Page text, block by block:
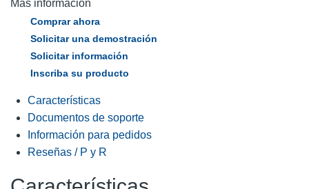
Más información
Comprar ahora
Solicitar una demostración
Solicitar información
Inscriba su producto
Características
Documentos de soporte
Información para pedidos
Reseñas / P y R